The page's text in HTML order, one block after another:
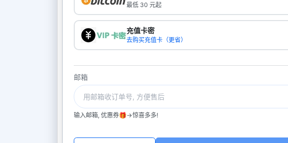
最低 30 元起
充值卡密
去购买充值卡（更省）
邮箱
输入邮箱, 优惠券🎁->惊喜多多!